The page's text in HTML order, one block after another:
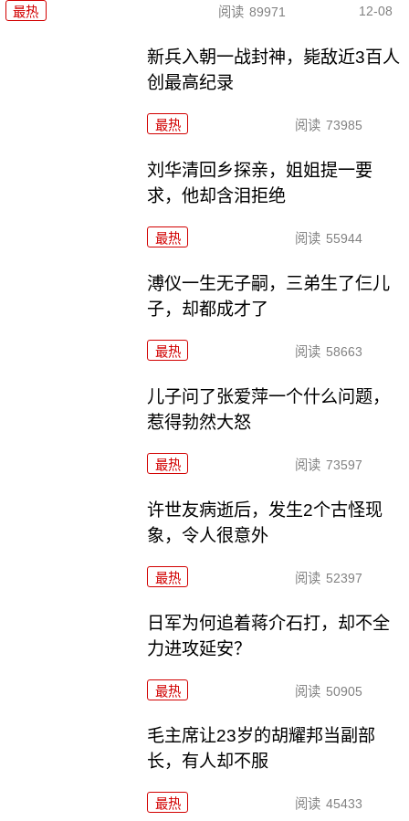
最热 阅读 89971 12-08
新兵入朝一战封神，毙敌近3百人
创最高纪录
最热 阅读 73985
刘华清回乡探亲，姐姐提一要
求，他却含泪拒绝
最热 阅读 55944
溥仪一生无子嗣，三弟生了仨儿
子，却都成才了
最热 阅读 58663
儿子问了张爱萍一个什么问题，
惹得勃然大怒
最热 阅读 73597
许世友病逝后，发生2个古怪现
象，令人很意外
最热 阅读 52397
日军为何追着蒋介石打，却不全
力进攻延安？
最热 阅读 50905
毛主席让23岁的胡耀邦当副部
长，有人却不服
最热 阅读 45433